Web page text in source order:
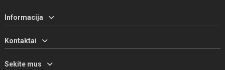
Informacija
Kontaktai
Sekite mus